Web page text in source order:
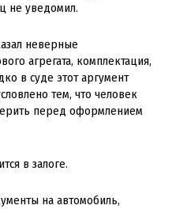
не уведомил.
неверные
агрегата, комплектация,
в суде этот аргумент
тем, что человек
перед оформлением
в залоге.
на автомобиль,